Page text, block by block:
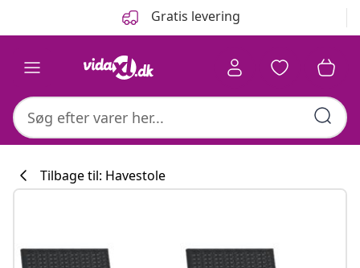
Gratis levering
Tilbage til: Havestole